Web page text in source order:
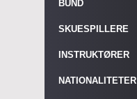
BUND
SKUESPILLERE
INSTRUKTØRER
NATIONALITETER